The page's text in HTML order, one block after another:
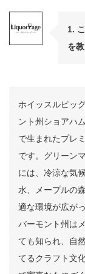
1.
を
ホイッスルピッ
ント州ショアハ
で生まれたプレ
です。グリーン
には、冷涼な気
水、メープルの
適な環境が広が
バーモント州は
ても知られ、自
てるクラフト文